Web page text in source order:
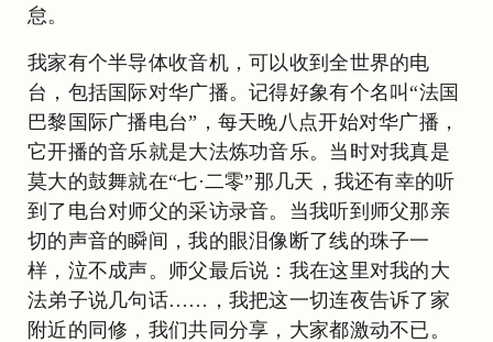
怠。
我家有个半导体收音机，可以收到全世界的电
台，包括国际对华广播。记得好象有个名叫“法国
巴黎国际广播电台”，每天晚八点开始对华广播，
它开播的音乐就是大法炼功音乐。当时对我真是
莫大的鼓舞就在“七·二零”那几天，我还有幸的听
到了电台对师父的采访录音。当我听到师父那亲
切的声音的瞬间，我的眼泪像断了线的珠子一
样，泣不成声。师父最后说：我在这里对我的大
法弟子说几句话……，我把这一切连夜告诉了家
附近的同修，我们共同分享，大家都激动不已。